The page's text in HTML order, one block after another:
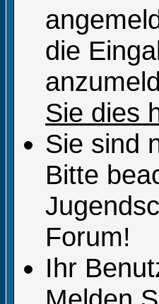
die
Sie dies
Sie sind
Bitte
Forum!
Ihr